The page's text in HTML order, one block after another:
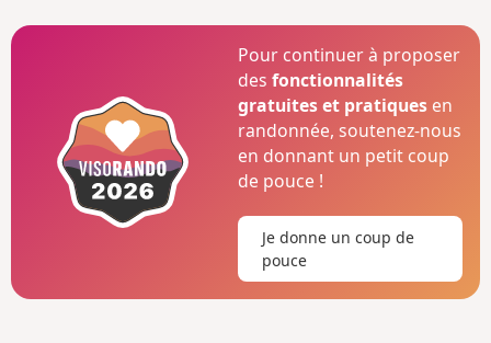
Pour continuer à proposer
desfonctionnalités
gratuites et pratiques en
randonnée, soutenez-nous
en donnant un petit coup
de pouce !
Je donne un coup de
pouce